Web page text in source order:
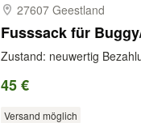
27607 Geestland
Fusssack für
Zustand: neuwertig
45 €
Versand möglich